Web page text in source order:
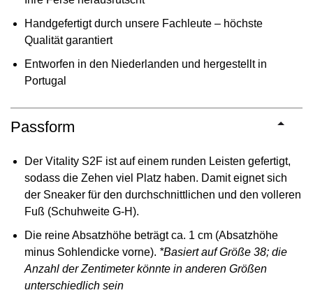
Handgefertigt durch unsere Fachleute – höchste
Qualität garantiert
Entworfen in den Niederlanden und hergestellt in
Portugal
Passform
Der Vitality S2F ist auf einem runden Leisten gefertigt,
sodass die Zehen viel Platz haben. Damit eignet sich
der Sneaker für den durchschnittlichen und den volleren
Fuß (Schuhweite G-H).
Die reine Absatzhöhe beträgt ca. 1 cm (Absatzhöhe
minus Sohlendicke vorne). *Basiert auf Größe 38; die
Anzahl der Zentimeter könnte in anderen Größen
unterschiedlich sein